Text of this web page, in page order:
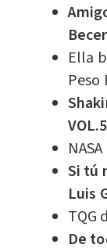
Ella
Peso
Si tú
Luis
TQG
De